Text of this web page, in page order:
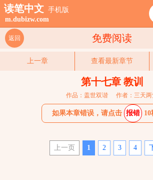
读笔中文 手机版
m.dubizw.com
免费阅读
返回
上一章 查看最新章节
第十七章 教训
作品：盖世双谐 作者：三天
如果本章错误，请点击 报错
上一页 1 2 3 4